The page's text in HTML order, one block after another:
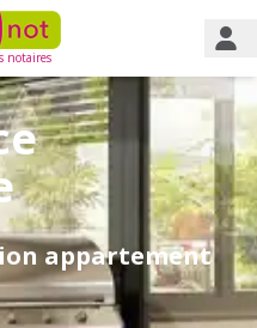
notaires
appartement